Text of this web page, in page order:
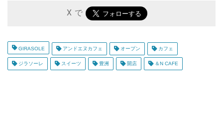
X で
GIRASOLE アンドエヌカフェ オープン カフェ
ジラソーレ スイーツ 豊洲 開店 ＆N CAFE